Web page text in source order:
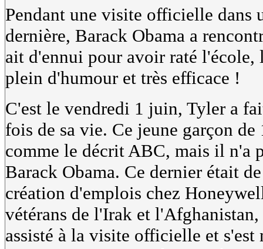
Pendant une visite officielle dans
dernière, Barack Obama a
ait d'ennui pour avoir raté
plein d'humour et très efficace !
C'est le vendredi 1 juin, Tyler a
fois de sa vie. Ce jeune garçon de
comme le décrit ABC, mais il n'a
Barack Obama. Ce dernier était
création d'emplois chez
vétérans de l'Irak et
assisté à la visite officielle et s'est